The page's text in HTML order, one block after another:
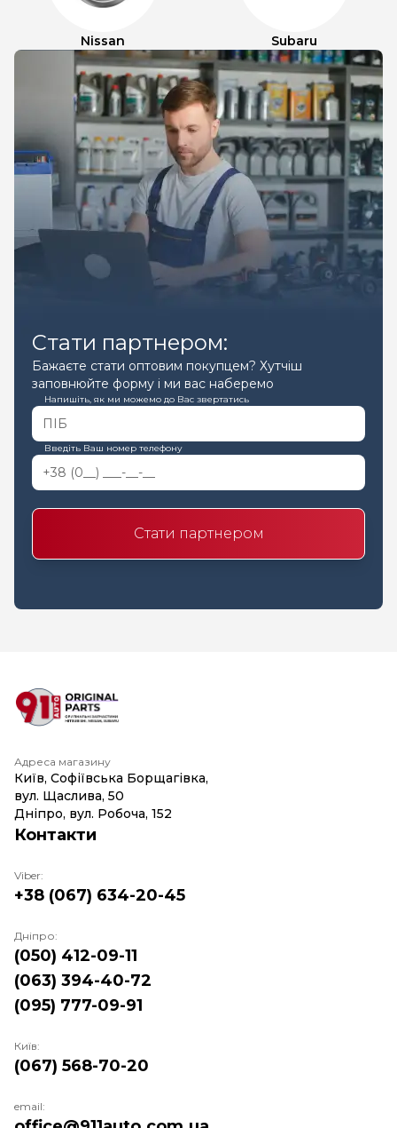
Nissan Subaru
Стати партнером:
Бажаєте стати оптовим покупцем? Хутчіш
заповнюйте форму і ми вас наберемо
Напишіть, як ми можемо до Вас звертатись
Введіть Ваш номер телефону
Стати партнером
Адреса магазину
Київ, Софіївська Борщагівка,
вул. Щаслива, 50
Дніпро, вул. Робоча, 152
Контакти
Viber:
+38 (067) 634-20-45
Дніпро:
(050) 412-09-11
(063) 394-40-72
(095) 777-09-91
Київ:
(067) 568-70-20
email: